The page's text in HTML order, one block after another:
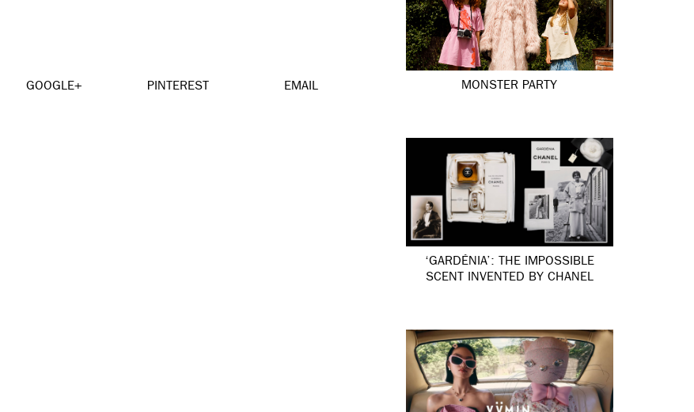
GOOGLE+ PINTEREST EMAIL MONSTER PARTY
‘GARDÉNIA’: THE IMPOSSIBLE
SCENT INVENTED BY CHANEL